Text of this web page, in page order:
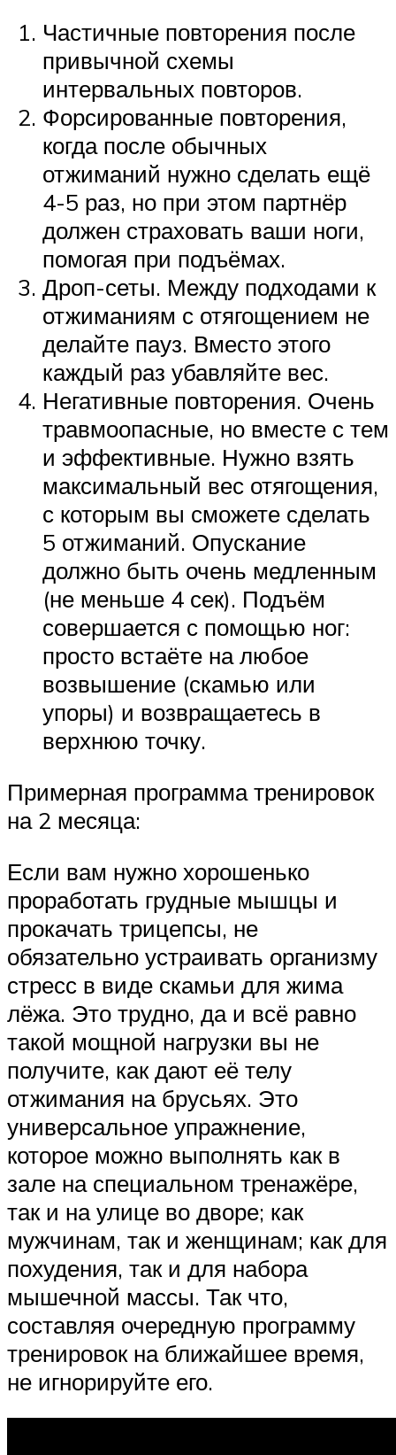
Частичные повторения после
привычной схемы
интервальных повторов.
Форсированные повторения,
когда после обычных
отжиманий нужно сделать ещё
4-5 раз, но при этом партнёр
должен страховать ваши ноги,
помогая при подъёмах.
Дроп-сеты. Между подходами к
отжиманиям с отягощением не
делайте пауз. Вместо этого
каждый раз убавляйте вес.
Негативные повторения. Очень
травмоопасные, но вместе с тем
и эффективные. Нужно взять
максимальный вес отягощения,
с которым вы сможете сделать
5 отжиманий. Опускание
должно быть очень медленным
(не меньше 4 сек). Подъём
совершается с помощью ног:
просто встаёте на любое
возвышение (скамью или
упоры) и возвращаетесь в
верхнюю точку.
Примерная программа тренировок
на 2 месяца:
Если вам нужно хорошенько
проработать грудные мышцы и
прокачать трицепсы, не
обязательно устраивать организму
стресс в виде скамьи для жима
лёжа. Это трудно, да и всё равно
такой мощной нагрузки вы не
получите, как дают её телу
отжимания на брусьях. Это
универсальное упражнение,
которое можно выполнять как в
зале на специальном тренажёре,
так и на улице во дворе; как
мужчинам, так и женщинам; как для
похудения, так и для набора
мышечной массы. Так что,
составляя очередную программу
тренировок на ближайшее время,
не игнорируйте его.